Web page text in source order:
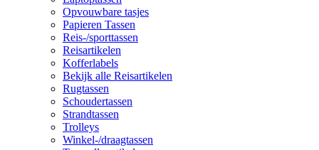
Opvouwbare tasjes
Papieren Tassen
Reis-/sporttassen
Reisartikelen
Kofferlabels
Bekijk alle Reisartikelen
Rugtassen
Schoudertassen
Strandtassen
Trolleys
Winkel-/draagtassen